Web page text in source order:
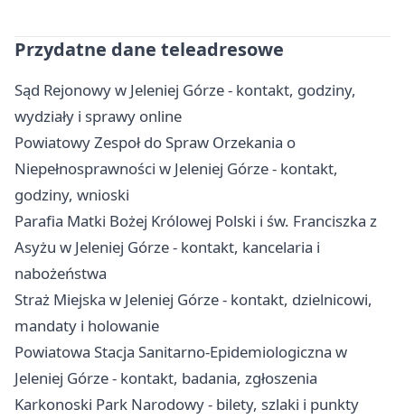
Przydatne dane teleadresowe
Sąd Rejonowy w Jeleniej Górze - kontakt, godziny,
wydziały i sprawy online
Powiatowy Zespoł do Spraw Orzekania o
Niepełnosprawności w Jeleniej Górze - kontakt,
godziny, wnioski
Parafia Matki Bożej Królowej Polski i św. Franciszka z
Asyżu w Jeleniej Górze - kontakt, kancelaria i
nabożeństwa
Straż Miejska w Jeleniej Górze - kontakt, dzielnicowi,
mandaty i holowanie
Powiatowa Stacja Sanitarno-Epidemiologiczna w
Jeleniej Górze - kontakt, badania, zgłoszenia
Karkonoski Park Narodowy - bilety, szlaki i punkty